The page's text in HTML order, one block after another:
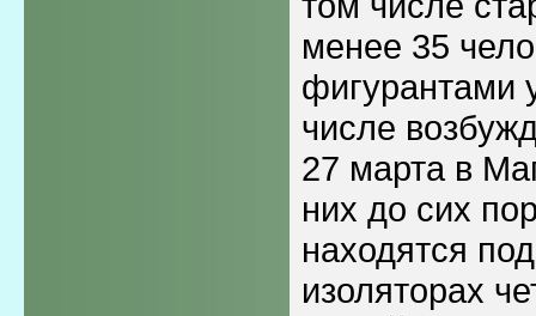
менее 35
фигурантами
числе
27 марта в
них до сих
находятся
изоляторах